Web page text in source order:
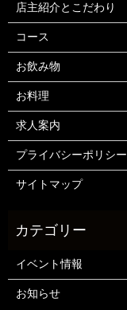
店主紹介とこだわり
コース
お飲み物
お料理
求人案内
プライバシーポリシー
サイトマップ
イベント情報
お知らせ